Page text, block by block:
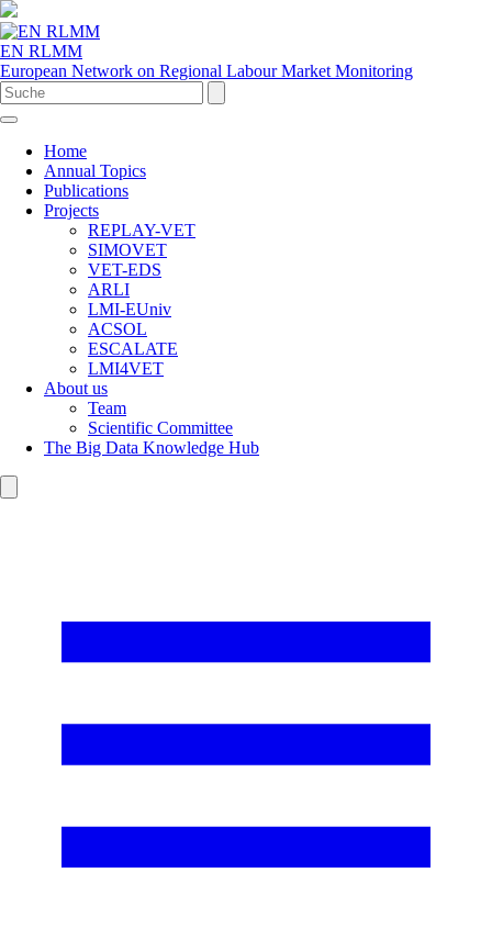
EN RLMM
European Network on Regional Labour Market Monitoring
Home
Annual Topics
Publications
Projects
REPLAY-VET
SIMOVET
VET-EDS
ARLI
LMI-EUniv
ACSOL
ESCALATE
LMI4VET
About us
Team
Scientific Committee
The Big Data Knowledge Hub